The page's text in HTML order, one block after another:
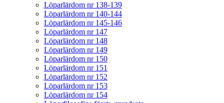
Löparlärdom nr 138-139
Löparlärdom nr 140-144
Löparlärdom nr 145-146
Löparlärdom nr 147
Löparlärdom nr 148
Löparlärdom nr 149
Löparlärdom nr 150
Löparlärdom nr 151
Löparlärdom nr 152
Löparlärdom nr 153
Löparlärdom nr 154